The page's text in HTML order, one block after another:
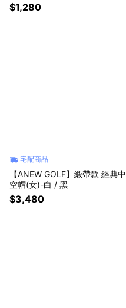
$1,280
宅配商品
【ANEW GOLF】緞帶款 經典中
空帽(女)-白 / 黑
$3,480